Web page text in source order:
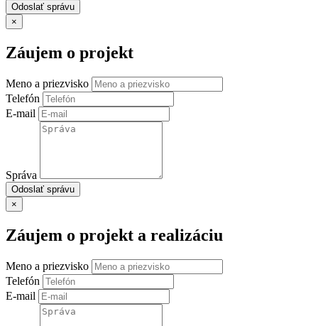
Odoslať správu
×
Záujem o projekt
Meno a priezvisko
Telefón
E-mail
Správa
Odoslať správu
×
Záujem o projekt a realizáciu
Meno a priezvisko
Telefón
E-mail